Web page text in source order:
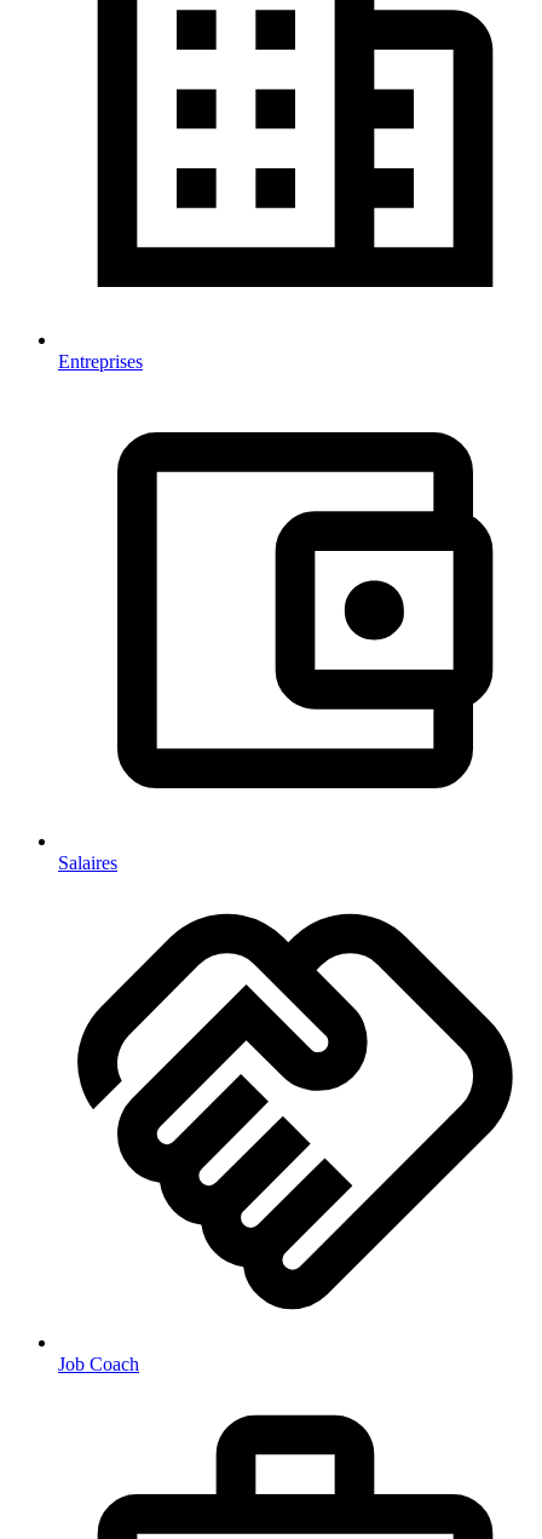
Entreprises
Salaires
Job Coach